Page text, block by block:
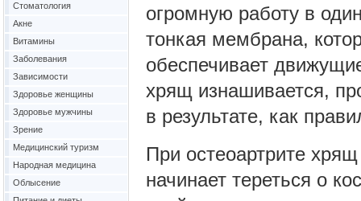
огромную работу в
тонкая мембрана,
обеспечивает
хрящ изнашивается,
в результате, как
При остеоартрите
начинает тереться о
Cтоматология
Акне
Витамины
Заболевания
Зависимости
Здоровье женщины
Здоровье мужчины
Зрение
Медицинский туризм
Народная медицина
Облысение